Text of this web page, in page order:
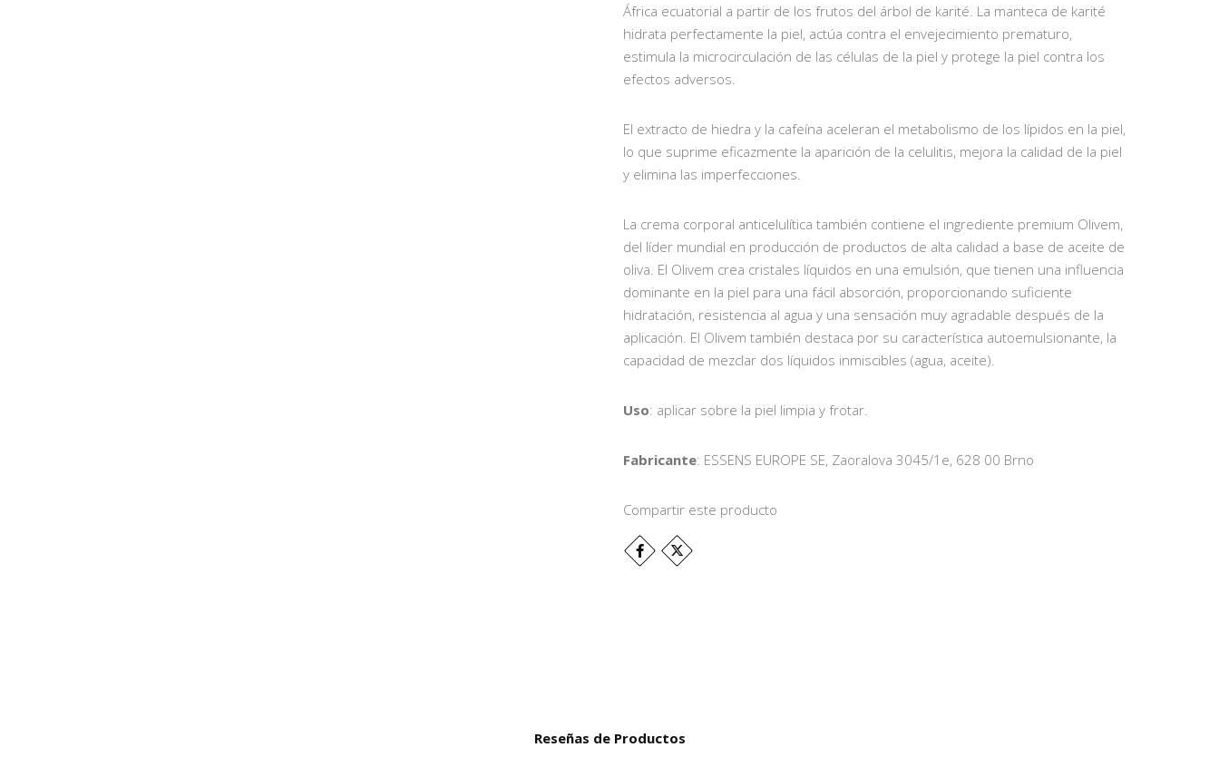
África ecuatorial a partir de los frutos del árbol de karité. La manteca de karité
hidrata perfectamente la piel, actúa contra el envejecimiento prematuro,
estimula la microcirculación de las células de la piel y protege la piel contra los
efectos adversos.
El extracto de hiedra y la cafeína aceleran el metabolismo de los lípidos en la piel,
lo que suprime eficazmente la aparición de la celulitis, mejora la calidad de la piel
y elimina las imperfecciones.
La crema corporal anticelulítica también contiene el ingrediente premium Olivem,
del líder mundial en producción de productos de alta calidad a base de aceite de
oliva. El Olivem crea cristales líquidos en una emulsión, que tienen una influencia
dominante en la piel para una fácil absorción, proporcionando suficiente
hidratación, resistencia al agua y una sensación muy agradable después de la
aplicación. El Olivem también destaca por su característica autoemulsionante, la
capacidad de mezclar dos líquidos inmiscibles (agua, aceite).
Uso: aplicar sobre la piel limpia y frotar.
Fabricante: ESSENS EUROPE SE, Zaoralova 3045/1e, 628 00 Brno
Compartir este producto
Reseñas de Productos